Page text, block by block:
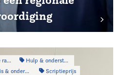
Hulp & ondersteuning
onderzoek Scriptieprijs